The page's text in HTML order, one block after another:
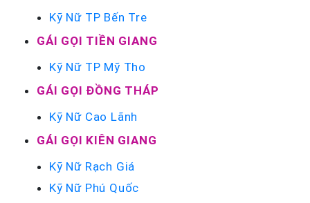
Kỹ Nữ TP Bến Tre
GÁI GỌI TIỀN GIANG
Kỹ Nữ TP Mỹ Tho
GÁI GỌI ĐỒNG THÁP
Kỹ Nữ Cao Lãnh
GÁI GỌI KIÊN GIANG
Kỹ Nữ Rạch Giá
Kỹ Nữ Phú Quốc